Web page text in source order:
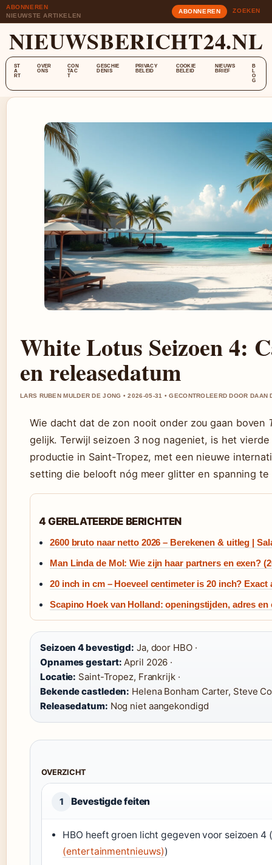
ABONNEREN
NIEUWSTE ARTIKELEN
ABONNEREN ZOEKEN
NIEUWSBERICHT24.NL
ST
A
RT
OVER
ONS
CON
TAC
T
GESCHIE
DENIS
PRIVACY
BELEID
COOKIE
BELEID
NIEUWS
BRIEF
B
L
O
G
White Lotus Seizoen 4:
en releasedatum
LARS RUBEN MULDER DE JONG • 2026-05-31 • GECONTROLEERD DOOR DAAN
Wie dacht dat de zon nooit onder zou gaan boven
gelijk. Terwijl seizoen 3 nog nageniet, is het
productie in Saint-Tropez, met een nieuwe
setting die belooft nóg meer glitter en spanning te
4 GERELATEERDE BERICHTEN
2600 bruto naar netto 2026 – Berekenen & uitleg |
Man Linda de Mol: Wie zijn haar partners en exen?
20 inch in cm – Hoeveel centimeter is 20 inch? Exact
Scapino Hoek van Holland: openingstijden, adres en
Seizoen 4 bevestigd: Ja, door HBO ·
Opnames gestart: April 2026 ·
Locatie: Saint-Tropez, Frankrijk ·
Bekende castleden: Helena Bonham Carter, Steve
Releasedatum: Nog niet aangekondigd
OVERZICHT
1 Bevestigde feiten
HBO heeft groen licht gegeven voor seizoen 4 (
(entertainmentnieuws))